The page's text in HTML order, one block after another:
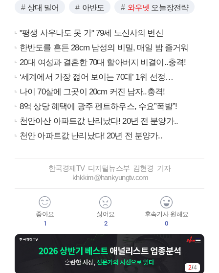
상대 밀어 아반도 와우넷 오늘장전략
"평생 사우나도 못 가" 79세 노신사의 변신
한반도를 흔든 28cm 남성의 비밀, 매일 밤 즐거워
20대 여성과 결혼한 70대 할아버지 비결이..충격!
‘세계에서 가장 젊어 보이는 70대’ 1위 선정…
나이 70살에 그곳이 20cm 커진 남자..충격!
8억 상당 혜택에 광주 펜트하우스, 수요”폭발”!
천안아산 아파트값 난리났다! 20년 전 분양가..
천안 아파트값 난리났다! 20년 전 분양가..
한국경제TV 디지털뉴스부 김현경 기자
khkkim@hankyungtv.com
좋아요
1
싫어요
2
후속기사 원해요
0
3/4